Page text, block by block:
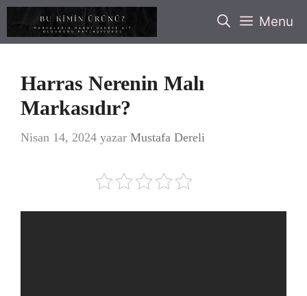
İçeriğe
Menu
Harras Nerenin Malı
Markasıdır?
Nisan 14, 2024 yazar Mustafa Dereli